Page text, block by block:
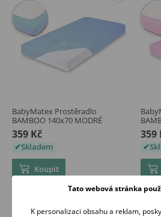
BabyMatex Prostěradlo
BAMBOO 140x70 MODRÉ
359 Kč
Skladem
Koupit
359
Tato webová stránka
K personalizaci obsahu a reklam,